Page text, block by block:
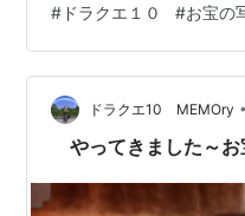
きた記事です。 ◆目次◆
お宝の場所と中身 １枚
枚目 ７枚目 ８枚目 ９
遊び方 「２垢で１０キャ
イワイお宝写真を持ち寄
# ドラクエ１０ #お宝の
ドラクエ10 MEMOry •
やってきました～